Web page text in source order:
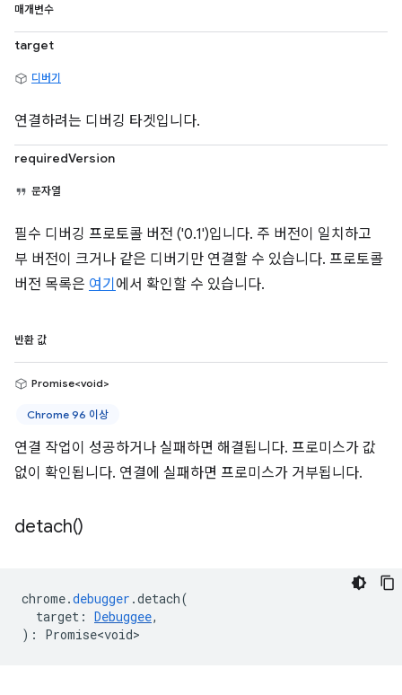
매개변수
target
디버기
연결하려는 디버깅 타겟입니다.
requiredVersion
문자열
필수 디버깅 프로토콜 버전 ('0.1')입니다. 주 버전이 일치하고
부 버전이 크거나 같은 디버기만 연결할 수 있습니다. 프로토콜
버전 목록은 여기 에서 확인할 수 있습니다.
반환 값
Promise<void>
Chrome 96 이상
연결 작업이 성공하거나 실패하면 해결됩니다. 프로미스가 값
없이 확인됩니다. 연결에 실패하면 프로미스가 거부됩니다.
detach()
chrome.debugger .detach(
target : Debuggee,
) : Promise<void>